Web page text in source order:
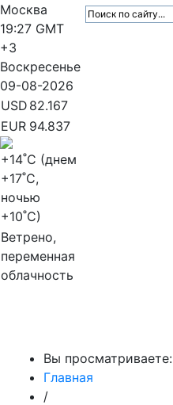
Москва
19:27 GMT
+3
Воскресенье
09-08-2026
USD 82.167
EUR 94.837
+14˚C (днем
+17˚C,
ночью
+10˚C)
Ветрено,
переменная
облачность
Вы просматриваете:
Главная
/